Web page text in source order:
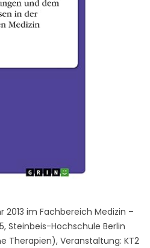
im Fachbereich Medizin –
Steinbeis-Hochschule Berlin
Therapien), Veranstaltung: KT2